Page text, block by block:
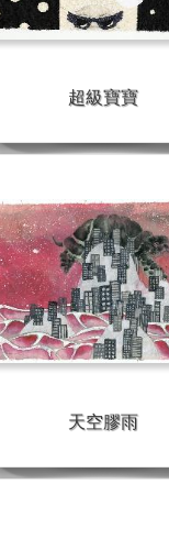
超級寶寶
天空膠雨